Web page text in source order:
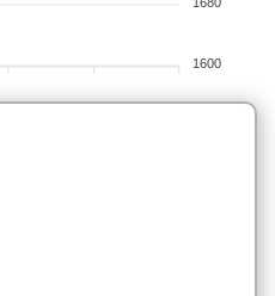
1600